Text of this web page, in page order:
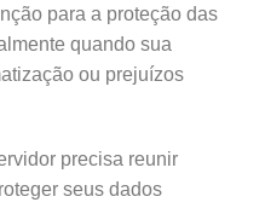
para a proteção das
quando sua
ou prejuízos
precisa reunir
seus dados